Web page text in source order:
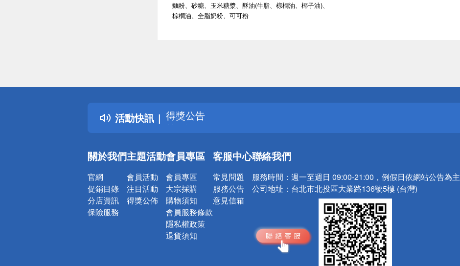
麵粉、砂糖、玉米糖漿、酥油(牛脂、棕櫚油、椰子油)、
棕櫚油、全脂奶粉、可可粉
活動快訊
詐騙網頁！請小心！
得獎公告
熱門話題
銀行優惠
詐騙網頁！請小心！
關於我們
官網
促銷目錄
分店資訊
保險服務
主題活動
會員活動
注目活動
得獎公佈
會員專區
會員專區
大宗採購
購物須知
會員服務條款
隱私權政策
退貨須知
客服中心
常見問題
服務公告
意見信箱
聯絡我們
服務時間： 週一至週日 09:00-21:00，例假日依網站公告為主
公司地址： 台北市北投區大業路136號5樓 (台灣)